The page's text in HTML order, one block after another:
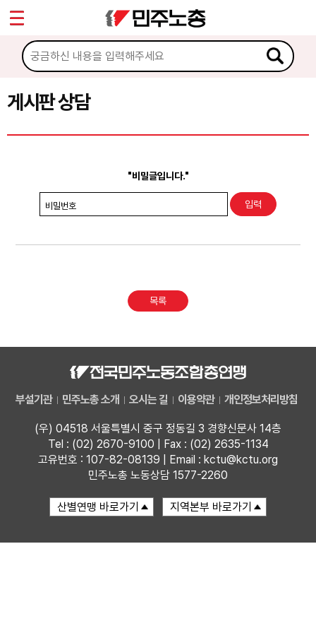
게시판 상담
"비밀글입니다."
비밀번호
목록
부설기관 민주노총 소개 오시는 길 이용약관 개인정보처리방침
(우) 04518 서울특별시 중구 정동길 3 경향신문사 14층
Tel : (02) 2670-9100 | Fax : (02) 2635-1134
고유번호 : 107-82-08139 | Email : kctu@kctu.org
민주노총 노동상담 1577-2260
마이페이지
소개
소식
노동상담
권리찾기수첩 검색
찾아보기
Sketchbook5, 스케치북5
Sketchbook5, 스케치북5